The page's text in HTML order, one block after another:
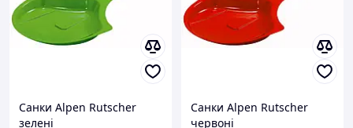
Санки Alpen Rutscher
зелені
Санки Alpen Rutscher
червоні